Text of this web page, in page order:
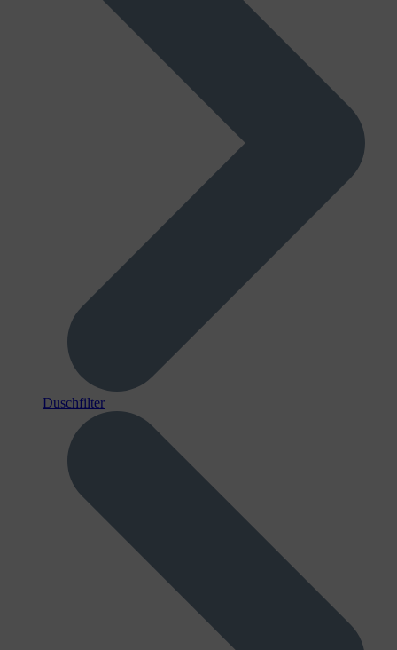
Duschfilter